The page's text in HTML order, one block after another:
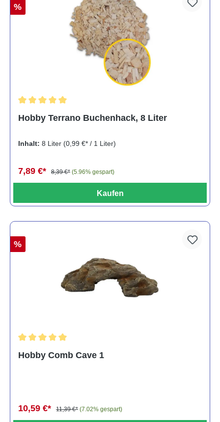
%
Hobby Terrano Buchenhack, 8 Liter
Inhalt: 8 Liter (0,99 €* / 1 Liter)
7,89 €* 8,39 €* (5.96% gespart)
Kaufen
%
Hobby Comb Cave 1
10,59 €* 11,39 €* (7.02% gespart)